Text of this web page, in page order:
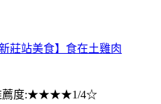
莊站美食】食在土雞肉
推薦度:★★★★1/4☆